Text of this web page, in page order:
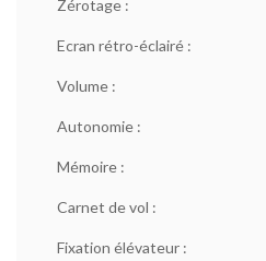
Zérotage :
Ecran rétro-éclairé :
Volume :
Autonomie :
Mémoire :
Carnet de vol :
Fixation élévateur :